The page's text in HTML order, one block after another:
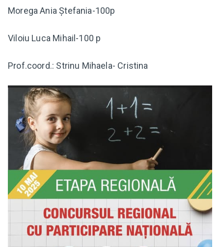
Morega Ania Ștefania-100p
Viloiu Luca Mihail-100 p
Prof.coord.: Strinu Mihaela- Cristina